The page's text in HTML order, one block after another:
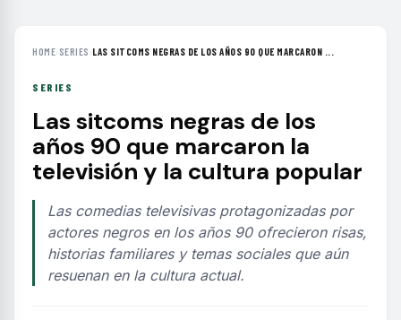
HOME› SERIES ›LAS SITCOMS NEGRAS DE LOS AÑOS 90 QUE MARCARON ...
SERIES
Las sitcoms negras de los
años 90 que marcaron la
televisión y la cultura popular
Las comedias televisivas protagonizadas por
actores negros en los años 90 ofrecieron risas,
historias familiares y temas sociales que aún
resuenan en la cultura actual.